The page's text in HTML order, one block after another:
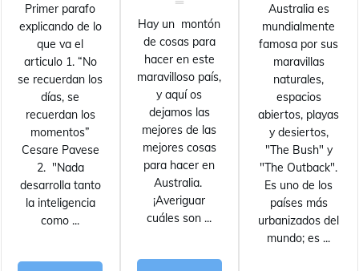
Primer parafo
explicando de lo
que va el
articulo 1. “No
se recuerdan los
días, se
recuerdan los
momentos”
Cesare Pavese
2. "Nada
desarrolla tanto
la inteligencia
como ...
Hay un montón
de cosas para
hacer en este
maravilloso país,
y aquí os
dejamos las
mejores de las
mejores cosas
para hacer en
Australia.
¡Averiguar
cuáles son ...
Australia es
mundialmente
famosa por sus
maravillas
naturales,
espacios
abiertos, playas
y desiertos,
"The Bush" y
"The Outback".
Es uno de los
países más
urbanizados del
mundo; es ...